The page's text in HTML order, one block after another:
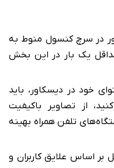
در سرچ کنسول منوط به
یک بار در این بخش
خود در دیسکاور، باید
از تصاویر باکیفیت
تلفن همراه بهینه
اساس علایق کاربران و